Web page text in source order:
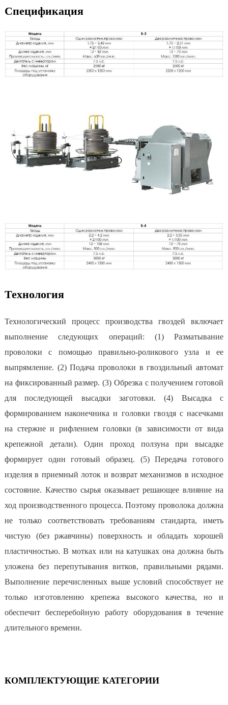
Спецификация
Технология
Технологический процесс производства гвоздей включает
выполнение следующих операций: (1) Разматывание
проволоки с помощью правильно-роликового узла и ее
выпрямление. (2) Подача проволоки в гвоздильный автомат
на фиксированный размер. (3) Обрезка с получением готовой
для последующей высадки заготовки. (4) Высадка с
формированием наконечника и головки гвоздя с насечками
на стержне и рифлением головки (в зависимости от вида
крепежной детали). Один проход ползуна при высадке
формирует один готовый образец. (5) Передача готового
изделия в приемный лоток и возврат механизмов в исходное
состояние. Качество сырья оказывает решающее влияние на
ход производственного процесса. Поэтому проволока должна
не только соответствовать требованиям стандарта, иметь
чистую (без ржавчины) поверхность и обладать хорошей
пластичностью. В мотках или на катушках она должна быть
уложена без перепутывания витков, правильными рядами.
Выполнение перечисленных выше условий способствует не
только изготовлению крепежа высокого качества, но и
обеспечит бесперебойную работу оборудования в течение
длительного времени.
КОМПЛЕКТУЮЩИЕ КАТЕГОРИИ